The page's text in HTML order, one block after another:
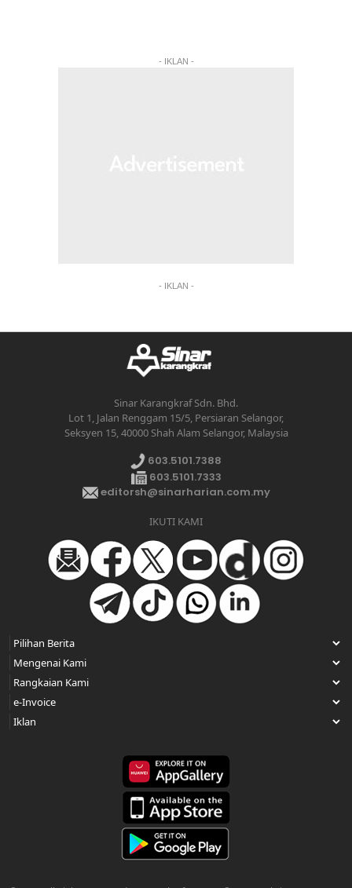
- IKLAN -
- IKLAN -
Sinar Karangkraf Sdn. Bhd.
Lot 1, Jalan Renggam 15/5, Persiaran Selangor,
Seksyen 15, 40000 Shah Alam Selangor, Malaysia
603.5101.7388
603.5101.7333
editorsh@sinarharian.com.my
IKUTI KAMI